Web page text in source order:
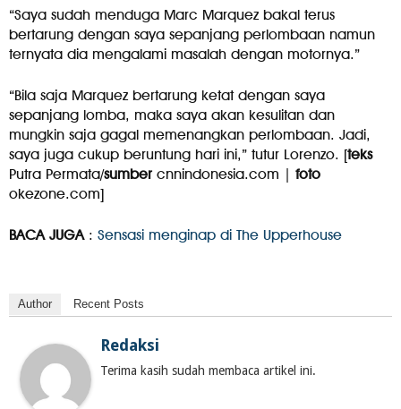
“Saya sudah menduga Marc Marquez bakal terus
bertarung dengan saya sepanjang perlombaan namun
ternyata dia mengalami masalah dengan motornya.”
“Bila saja Marquez bertarung ketat dengan saya
sepanjang lomba, maka saya akan kesulitan dan
mungkin saja gagal memenangkan perlombaan. Jadi,
saya juga cukup beruntung hari ini,” tutur Lorenzo. [teks
Putra Permata/sumber cnnindonesia.com | foto
okezone.com]
BACA JUGA: Sensasi menginap di The Upperhouse
Author Recent Posts
Redaksi
Terima kasih sudah membaca artikel ini.